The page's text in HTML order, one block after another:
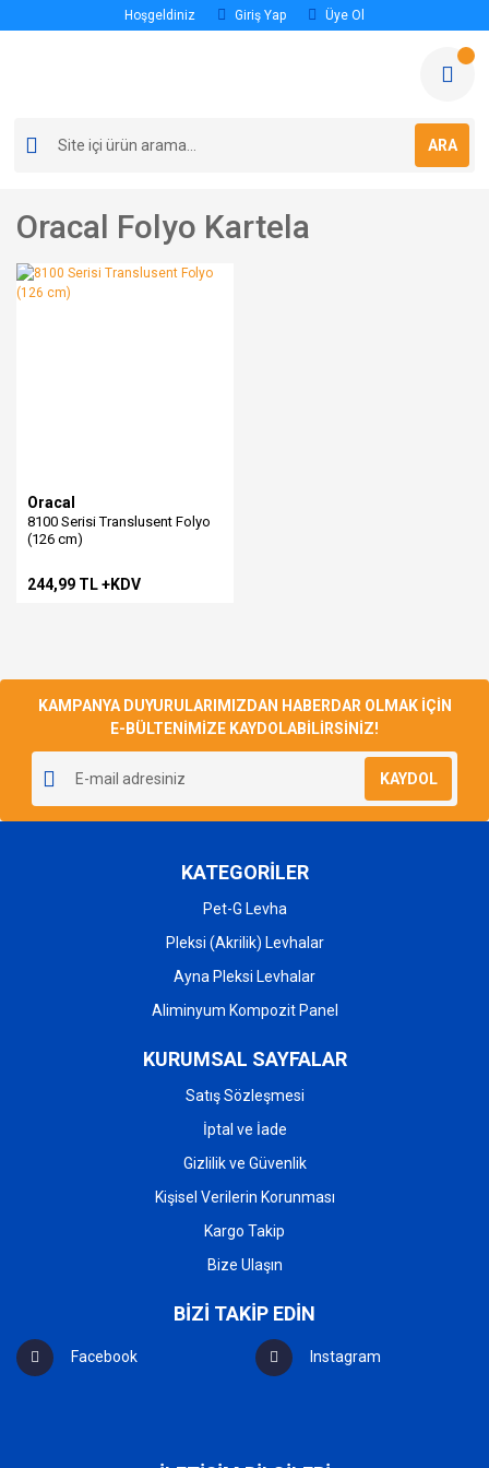
Hoşgeldiniz Giriş Yap Üye Ol
ARA
Oracal Folyo Kartela
Oracal
8100 Serisi Translusent Folyo
(126 cm)
244,99 TL +KDV
KAMPANYA DUYURULARIMIZDAN HABERDAR OLMAK İÇİN
E-BÜLTENİMİZE KAYDOLABİLİRSİNİZ!
KAYDOL
KATEGORİLER
Pet-G Levha
Pleksi (Akrilik) Levhalar
Ayna Pleksi Levhalar
Aliminyum Kompozit Panel
KURUMSAL SAYFALAR
Satış Sözleşmesi
İptal ve İade
Gizlilik ve Güvenlik
Kişisel Verilerin Korunması
Kargo Takip
Bize Ulaşın
BİZİ TAKİP EDİN
Facebook Instagram